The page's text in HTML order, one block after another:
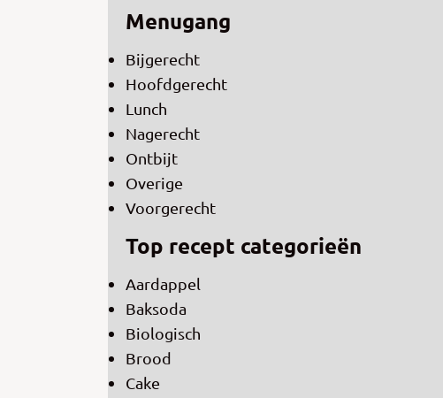
Menugang
Bijgerecht
Hoofdgerecht
Lunch
Nagerecht
Ontbijt
Overige
Voorgerecht
Top recept categorieën
Aardappel
Baksoda
Biologisch
Brood
Cake